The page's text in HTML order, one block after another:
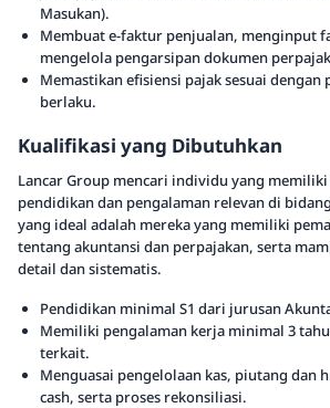
Masukan).
Membuat e-faktur penjualan, menginput
mengelola pengarsipan dokumen
Memastikan efisiensi pajak sesuai dengan
berlaku.
Kualifikasi yang Dibutuhkan
Lancar Group mencari individu yang
pendidikan dan pengalaman relevan di
yang ideal adalah mereka yang memiliki
tentang akuntansi dan perpajakan, serta
detail dan sistematis.
Pendidikan minimal S1 dari jurusan
Memiliki pengalaman kerja minimal 3
terkait.
Menguasai pengelolaan kas, piutang dan
cash, serta proses rekonsiliasi.